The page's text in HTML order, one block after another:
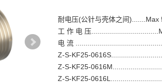
耐电压(公针与壳体之间).......Max
工 作 电 压
电 流
Z-S-KF25-
Z-S-KF25-
Z-S-KF25-